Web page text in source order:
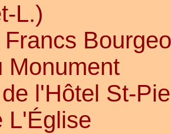
L.)
Monument
l'Hôtel St-
L'Église